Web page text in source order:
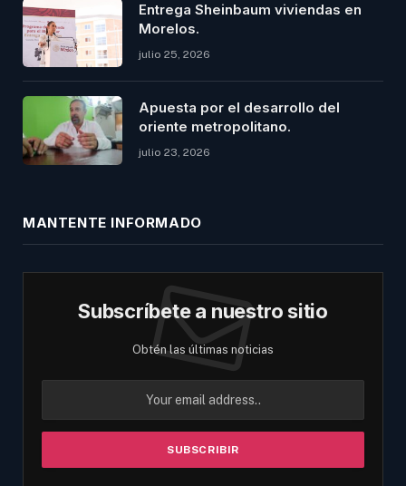
Entrega Sheinbaum viviendas en
Morelos.
julio 25, 2026
Apuesta por el desarrollo del
oriente metropolitano.
julio 23, 2026
MANTENTE INFORMADO
Subscríbete a nuestro sitio
Obtén las últimas noticias